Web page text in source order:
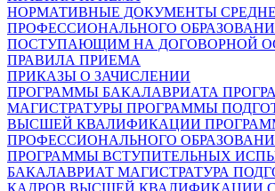
НОРМАТИВНЫЕ ДОКУМЕНТЫ
ПРОФЕССИОНАЛЬНОГО
ПОСТУПАЮЩИМ НА ДОГОВОРНОЙ
ПРАВИЛА ПРИЕМА
ПРИКАЗЫ О ЗАЧИСЛЕНИИ
ПРОГРАММЫ БАКАЛАВРИАТА
МАГИСТРАТУРЫ ПРОГРАММЫ
ВЫСШЕЙ КВАЛИФИКАЦИИ
ПРОФЕССИОНАЛЬНОГО
ПРОГРАММЫ ВСТУПИТЕЛЬНЫХ
БАКАЛАВРИАТ МАГИСТРАТУРА
КАДРОВ ВЫСШЕЙ КВАЛИФИКАЦИИ